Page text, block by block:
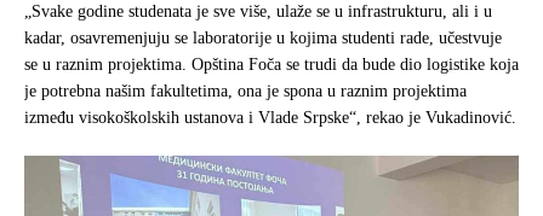
„Svake godine studenata je sve više, ulaže se u infrastrukturu, ali i u
kadar, osavremenjuju se laboratorije u kojima studenti rade, učestvuje
se u raznim projektima. Opština Foča se trudi da bude dio logistike koja
je potrebna našim fakultetima, ona je spona u raznim projektima
između visokoškolskih ustanova i Vlade Srpske“, rekao je Vukadinović.